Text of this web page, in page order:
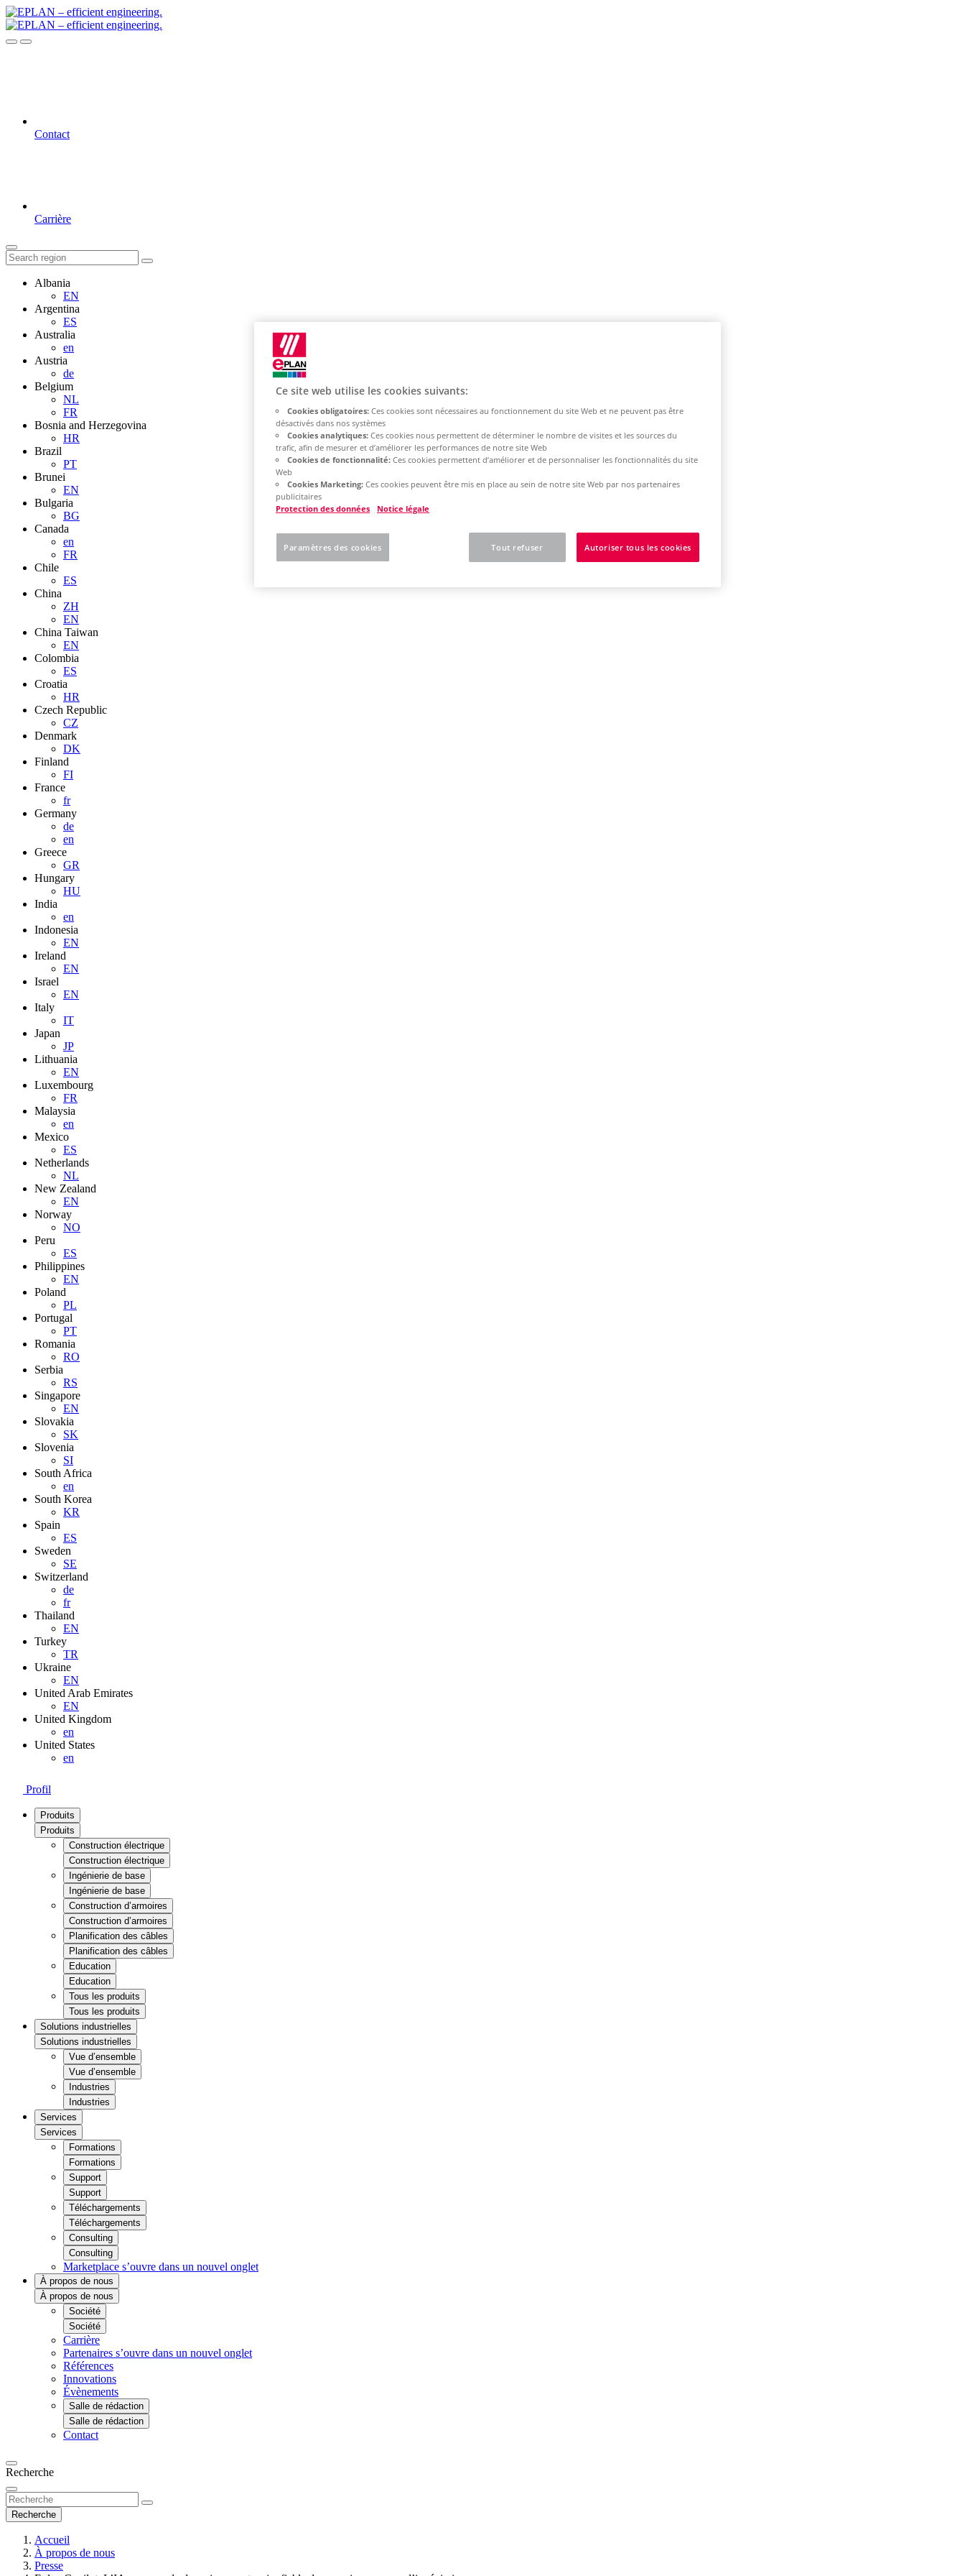
Contact
Carrière
Albania
EN
Argentina
ES
Australia
en
Austria
de
Belgium
NL
FR
Bosnia and Herzegovina
HR
Brazil
PT
Brunei
EN
Bulgaria
BG
Canada
en
FR
Chile
ES
China
ZH
EN
China Taiwan
EN
Colombia
ES
Croatia
HR
Czech Republic
CZ
Denmark
DK
Finland
FI
France
fr
Germany
de
en
Greece
GR
Hungary
HU
India
en
Indonesia
EN
Ireland
EN
Israel
EN
Italy
IT
Japan
JP
Lithuania
EN
Luxembourg
FR
Malaysia
en
Mexico
ES
Netherlands
NL
New Zealand
EN
Norway
NO
Peru
ES
Philippines
EN
Poland
PL
Portugal
PT
Romania
RO
Serbia
RS
Singapore
EN
Slovakia
SK
Slovenia
SI
South Africa
en
South Korea
KR
Spain
ES
Sweden
SE
Switzerland
de
fr
Thailand
EN
Turkey
TR
Ukraine
EN
United Arab Emirates
EN
United Kingdom
en
United States
en
Profil
Produits
Produits
Construction électrique
Construction électrique
Ingénierie de base
Ingénierie de base
Construction d’armoires
Construction d’armoires
Planification des câbles
Planification des câbles
Education
Education
Tous les produits
Tous les produits
Solutions industrielles
Solutions industrielles
Vue d’ensemble
Vue d’ensemble
Industries
Industries
Services
Services
Formations
Formations
Support
Support
Téléchargements
Téléchargements
Consulting
Consulting
Marketplace s’ouvre dans un nouvel onglet
À propos de nous
À propos de nous
Société
Société
Carrière
Partenaires s’ouvre dans un nouvel onglet
Références
Innovations
Évènements
Salle de rédaction
Salle de rédaction
Contact
Recherche
Recherche
Accueil
À propos de nous
Presse
Ce site web utilise les cookies suivants:
Cookies obligatoires: Ces cookies sont nécessaires au fonctionnement du site Web et ne peuvent pas être
désactivés dans nos systèmes
Cookies analytiques: Ces cookies nous permettent de déterminer le nombre de visites et les sources du
trafic, afin de mesurer et d’améliorer les performances de notre site Web
Cookies de fonctionnalité: Ces cookies permettent d’améliorer et de personnaliser les fonctionnalités du site
Web
Cookies Marketing: Ces cookies peuvent être mis en place au sein de notre site Web par nos partenaires
publicitaires
Protection des données
Notice légale
Tout refuser Autoriser tous les cookies
Paramètres des cookies